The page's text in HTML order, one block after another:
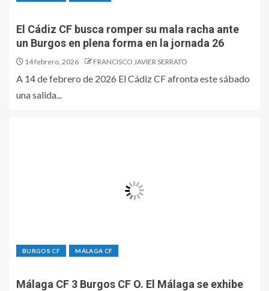
El Cádiz CF busca romper su mala racha ante
un Burgos en plena forma en la jornada 26
14 febrero, 2026 FRANCISCO JAVIER SERRATO
A 14 de febrero de 2026 El Cádiz CF afronta este sábado
una salida...
BURGOS CF MÁLAGA CF
Málaga CF 3 Burgos CF O. El Málaga se exhibe